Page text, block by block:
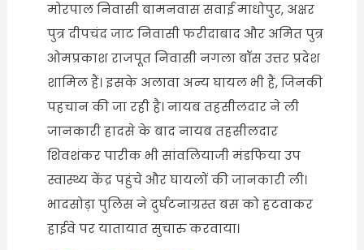
मोरपाल निवासी बामनवास सवाई माधोपुर, अक्षर
पुत्र दीपचंद जाट निवासी फरीदाबाद और अमित पुत्र
ओमप्रकाश राजपूत निवासी नगला बॉस उत्तर प्रदेश
शामिल हैं। इसके अलावा अन्य घायल भी हैं, जिनकी
पहचान की जा रही है। नायब तहसीलदार ने ली
जानकारी हादसे के बाद नायब तहसीलदार
शिवशंकर पारीक भी सांवलियाजी मंडफिया उप
स्वास्थ्य केंद्र पहुंचे और घायलों की जानकारी ली।
भादसोड़ा पुलिस ने दुर्घटनाग्रस्त बस को हटवाकर
हाईवे पर यातायात सुचारु करवाया।